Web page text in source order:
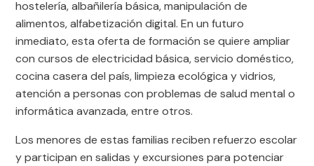
hostelería, albañilería básica, manipulación de
alimentos, alfabetización digital. En un futuro
inmediato, esta oferta de formación se quiere ampliar
con cursos de electricidad básica, servicio doméstico,
cocina casera del país, limpieza ecológica y vidrios,
atención a personas con problemas de salud mental o
informática avanzada, entre otros.
Los menores de estas familias reciben refuerzo escolar
y participan en salidas y excursiones para potenciar